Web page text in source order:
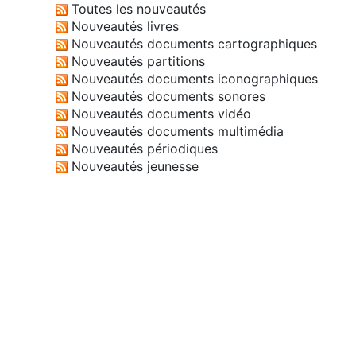
Toutes les nouveautés
Nouveautés livres
Nouveautés documents cartographiques
Nouveautés partitions
Nouveautés documents iconographiques
Nouveautés documents sonores
Nouveautés documents vidéo
Nouveautés documents multimédia
Nouveautés périodiques
Nouveautés jeunesse